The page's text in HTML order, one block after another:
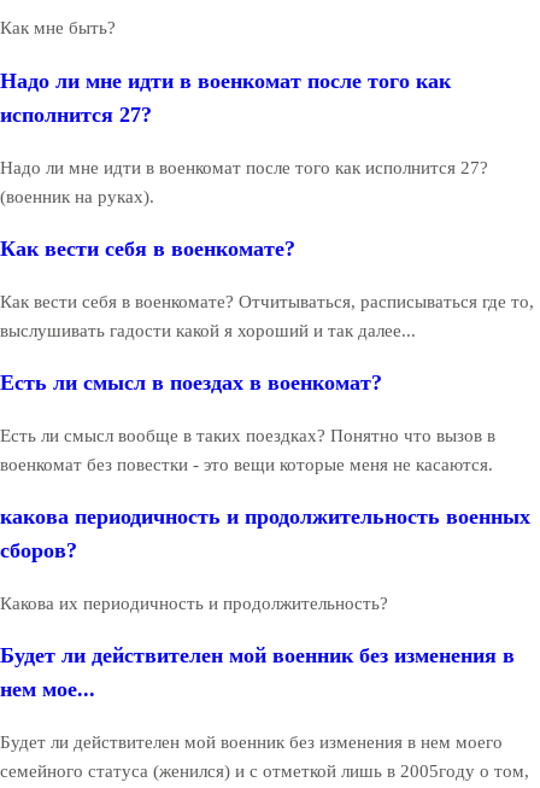
Как мне быть?
Надо ли мне идти в военкомат после того как
исполнится 27?
Надо ли мне идти в военкомат после того как исполнится 27?
(военник на руках).
Как вести себя в военкомате?
Как вести себя в военкомате? Отчитываться, расписываться где то,
выслушивать гадости какой я хороший и так далее...
Есть ли смысл в поездах в военкомат?
Есть ли смысл вообще в таких поездках? Понятно что вызов в
военкомат без повестки - это вещи которые меня не касаются.
какова периодичность и продолжительность военных
сборов?
Какова их периодичность и продолжительность?
Будет ли действителен мой военник без изменения в
нем мое...
Будет ли действителен мой военник без изменения в нем моего
семейного статуса (женился) и с отметкой лишь в 2005году о том,